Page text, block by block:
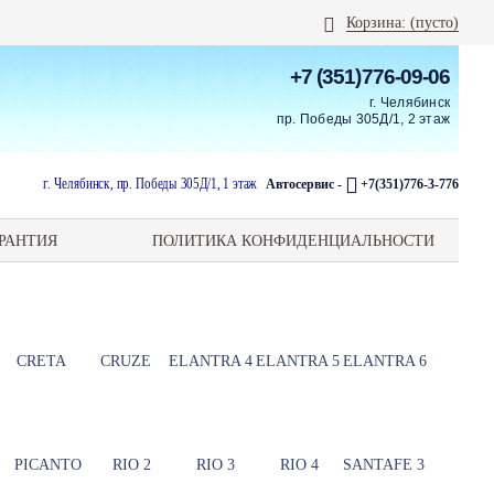
Корзина: (пусто)
+7 (351)776-09-06
г. Челябинск
пр. Победы 305Д/1, 2 этаж
г. Челябинск, пр. Победы 305Д/1, 1 этаж Автосервис - +7(351)776-3-776
ПОЛИТИКА КОНФИДЕНЦИАЛЬНОСТИ
CRETA CRUZE ELANTRA 4ELANTRA 5ELANTRA 6
PICANTO RIO 2 RIO 3 RIO 4 SANTAFE 3